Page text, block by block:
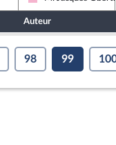
Socialistes et
Auteur
98 99